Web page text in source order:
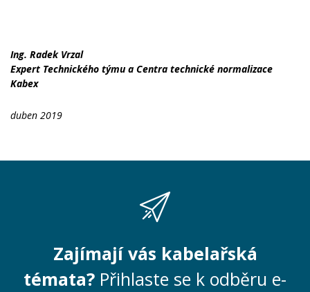
Ing. Radek Vrzal
Expert Technického týmu a Centra technické normalizace
Kabex
duben 2019
Zajímají vás kabelařská
témata? Přihlaste se k odběru e-